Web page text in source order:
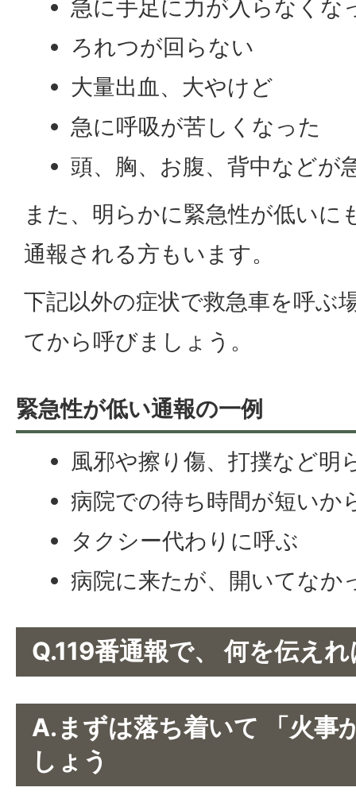
急に手足に力が入らなくな
ろれつが回らない
大量出血、大やけど
急に呼吸が苦しくなった
頭、胸、お腹、背中などが
また、明らかに緊急性が低いに
通報される方もいます。
下記以外の症状で救急車を呼ぶ
てから呼びましょう。
緊急性が低い通報の一例
風邪や擦り傷、打撲など明
病院での待ち時間が短いか
タクシー代わりに呼ぶ
病院に来たが、開いてなか
Q.119番通報で、 何を伝え
A.まずは落ち着いて 「火事
しょう